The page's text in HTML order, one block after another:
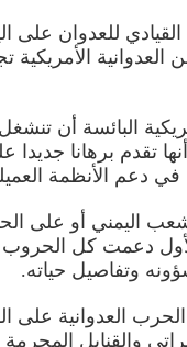
للعدوان على
الأمريكية
البائسة أن
تقدم برهانا جديدا
دعم الأنظمة
اليمني أو على
دعمت كل الحروب
وتفاصيل حياته.
العدوانية على
والقنابل